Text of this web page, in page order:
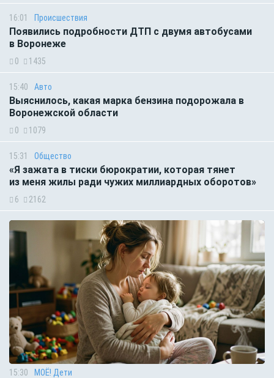
16:01 Происшествия
Появились подробности ДТП с двумя автобусами
в Воронеже
0 1435
15:40 Авто
Выяснилось, какая марка бензина подорожала в
Воронежской области
0 1079
15:31 Общество
«Я зажата в тиски бюрократии, которая тянет
из меня жилы ради чужих миллиардных оборотов»
6 2162
15:30 МОЁ! Дети